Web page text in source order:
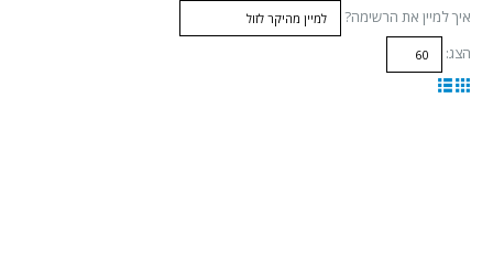
איך למיין את הרשימה?
הצג: